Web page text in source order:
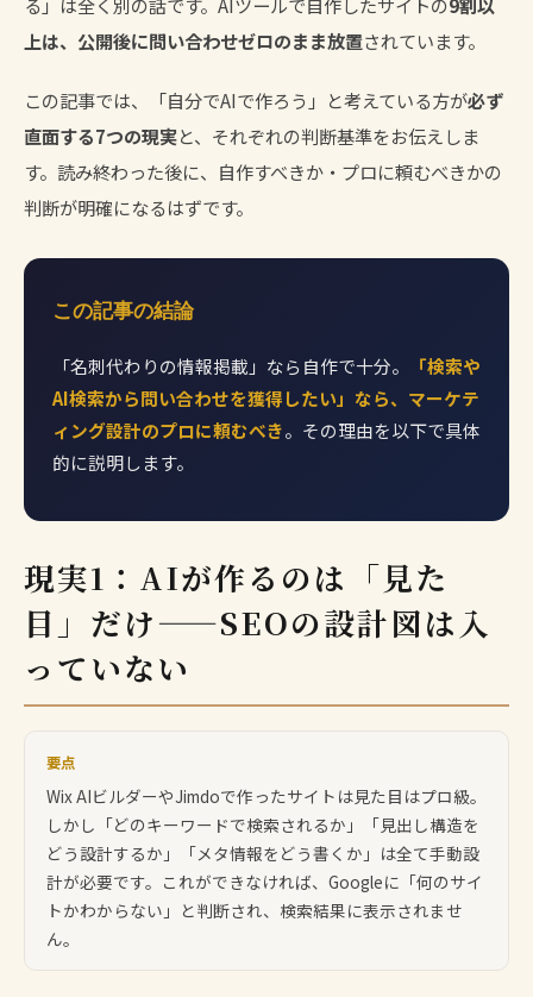
上は、公開後に問い合わせゼロのまま放置されています。
この記事では、「自分でAIで作ろう」と考えている方が必ず
直面する7つの現実と、それぞれの判断基準をお伝えしま
す。読み終わった後に、自作すべきか・プロに頼むべきかの
判断が明確になるはずです。
この記事の結論
「名刺代わりの情報掲載」なら自作で十分。
「検索や
AI検索から問い合わせを獲得したい」なら、マーケテ
ィング設計のプロに頼むべき。その理由を以下で具体
的に説明します。
現実1：AIが作るのは「見た
目」だけ——SEOの設計図は入
っていない
要点
Wix AIビルダーやJimdoで作ったサイトは見た目はプロ級。
しかし「どのキーワードで検索されるか」「見出し構造を
どう設計するか」「メタ情報をどう書くか」は全て手動設
計が必要です。これができなければ、Googleに「何のサイ
トかわからない」と判断され、検索結果に表示されませ
ん。